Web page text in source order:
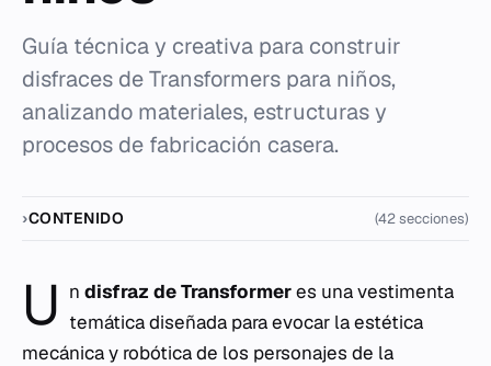
Guía técnica y creativa para construir
disfraces de Transformers para niños,
analizando materiales, estructuras y
procesos de fabricación casera.
CONTENIDO (42 secciones)
U n disfraz de Transformeres una vestimenta
temática diseñada para evocar la estética
mecánica y robótica de los personajes de la